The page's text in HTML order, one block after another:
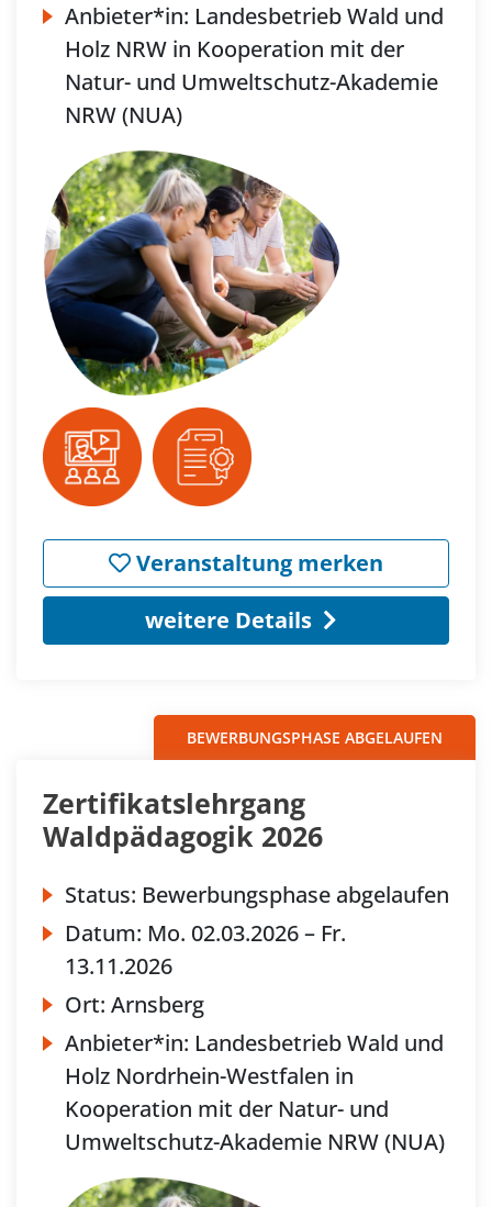
Anbieter*in: Landesbetrieb Wald und
Holz NRW in Kooperation mit der
Natur- und Umweltschutz-Akademie
NRW (NUA)
Veranstaltung merken
weitere Details
BEWERBUNGSPHASE ABGELAUFEN
Zertifikatslehrgang
Waldpädagogik 2026
Status: Bewerbungsphase abgelaufen
Datum: Mo. 02.03.2026 – Fr.
13.11.2026
Ort: Arnsberg
Anbieter*in: Landesbetrieb Wald und
Holz Nordrhein-Westfalen in
Kooperation mit der Natur- und
Umweltschutz-Akademie NRW (NUA)